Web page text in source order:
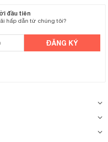
đầu tiên
hấp dẫn từ chúng tôi?